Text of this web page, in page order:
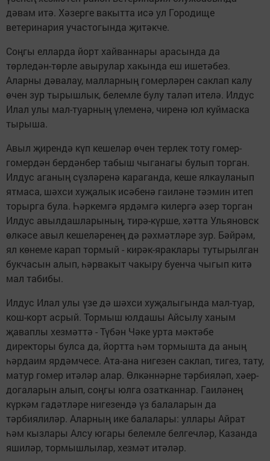
дәвам итә. Хәзерге вакытта исә ул Городище
ветеринария участогында җитәкче.
Соңгы елларда йорт хайваннары арасында да
төрледән-төрле авырулар хакында еш ишетәбез.
Аларны дәвалау, малларның гомерләрен саклап калу
өчен зур тырышлык, белемле булу таләп ителә. Илдус
Илал улы мал-туарның үлеменә, чиренә юл куймаска
тырыша.
Авыл җирендә күп кешеләр өчен терлек тоту гомер-
гомердән бердәнбер табыш чыганагы булып торган.
Илдус аганың сүзләренә караганда, кеше ялкауланып
ятмаса, шәхси хуҗалык исәбенә гаиләне тәэмин итеп
торырга була. Һәркемгә ярдәмгә килергә әзер торган
Илдус авылдашларының, тирә-күрше, хәтта Ульяновск
өлкәсе авыл кешеләренең дә рәхмәтләре зур. Бәйрәм,
ял көнеме карап тормый - кирәк-яраклары тутырылган
букчасын алып, һәрвакыт чакыру буенча чыгып китә
мал табибы.
Илдус Илал улы үзе дә шәхси хуҗалыгында мал-туар,
кош-корт асрый. Тормыш юлдашы Айсылу ханым
җаваплы хезмәттә - Түбән Чәке урта мәктәбе
директоры булса да, йортта һәм тормышта да аның
һәрдаим ярдәмчесе. Ата-ана нигезен саклап, тигез, тату,
матур гомер итәләр алар. Өлкәннәрне тәрбияләп, хәер-
догаларын алып, соңгы юлга озатканнар. Гаиләнең
күркәм гадәтләре нигезендә үз балаларын да
тәрбиялиләр. Аларның ике балалары: уллары Айрат
һәм кызлары Алсу югары белемле белгечләр, Казанда
яшиләр, тормышлылар, хезмәт итәләр.